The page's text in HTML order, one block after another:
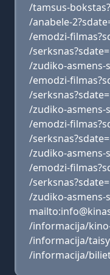
/tamsus-
/anabele-
/emodzi-
/
/zudiko-asmens-
/emodzi-
/
/zudiko-asmens-
/emodzi-
/
/zudiko-asmens-
/emodzi-
/
/zudiko-asmens-
/informacija/
/informacija/
/informacija/